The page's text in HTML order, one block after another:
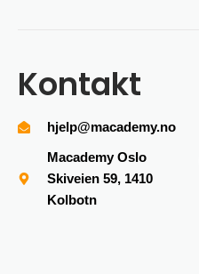
Kontakt
hjelp@macademy.no
Macademy Oslo
Skiveien 59, 1410
Kolbotn